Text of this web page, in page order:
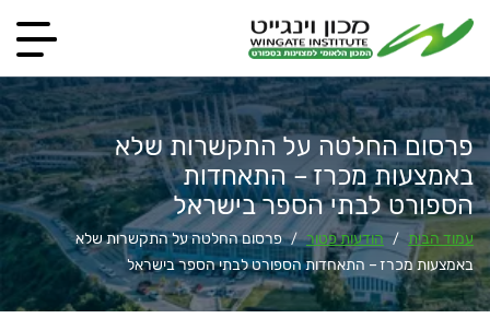
פרסום החלטה על התקשרות שלא
באמצעות מכרז – התאחדות
הספורט לבתי הספר בישראל
עמוד הבית / הודעות פטור / פרסום החלטה על התקשרות שלא
באמצעות מכרז – התאחדות הספורט לבתי הספר בישראל